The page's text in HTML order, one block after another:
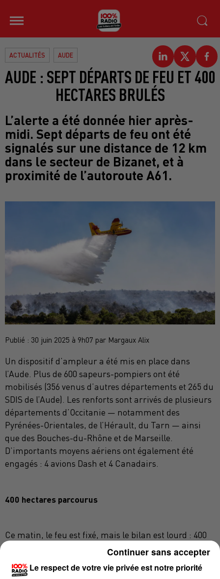
ACTUALITÉS AUDE
AUDE : SEPT DÉPARTS DE FEU ET 400
HECTARES BRULÉS
L’alerte a été donnée hier après-
midi. Sept départs de feu ont été
signalés sur une distance de 12 km
dans le secteur de Bizanet, et à
proximité de l’autoroute A61.
Publié : 30 juin 2025 à 9h07 par Margaux Alix
Un dispositif d’ampleur a été mis en place dans
l’Aude. Plus de 600 sapeurs-pompiers ont été
mobilisés (356 venus d’autres départements et 265 du
SDIS de l’Aude). Les renforts sont arrivés de plusieurs
départements d’Occitanie — notamment des
Pyrénées-Orientales, de l’Hérault, du Tarn — ainsi
que des Bouches-du-Rhône et de Marseille.
D’importants moyens aériens ont également été
engagés : 4 avions Dash et 4 Canadairs.
400 hectares parcourus
Ce matin, le feu est fixé, mais le bilan est lourd : 400
hectares ont brûlé, dont 240 sur la seule commune de
détruits, 92 personnes ont dû être évacuées, une
Le respect de votre vie privée est notre priorité
Continuer sans accepter